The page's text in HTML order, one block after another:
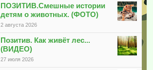
ПОЗИТИВ.Смешные истории
детям о животных. (ФОТО)
2 августа 2026
Позитив. Как живёт лес...
(ВИДЕО)
27 июля 2026